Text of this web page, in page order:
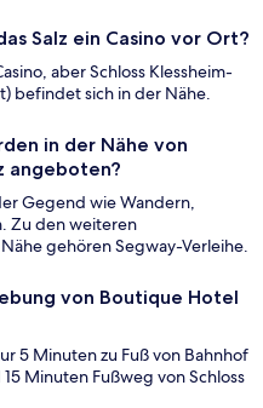
Salz ein Casino vor Ort?
aber Schloss Klessheim-
befindet sich in der Nähe.
in der Nähe von
angeboten?
Gegend wie Wandern,
Zu den weiteren
gehören Segway-Verleihe.
von Boutique Hotel
5 Minuten zu Fuß von Bahnhof
Minuten Fußweg von Schloss